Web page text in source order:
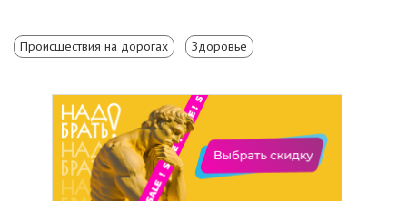
Происшествия на дорогах Здоровье